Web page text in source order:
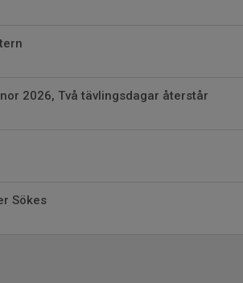
2026, Två tävlingsdagar återstår
Sökes